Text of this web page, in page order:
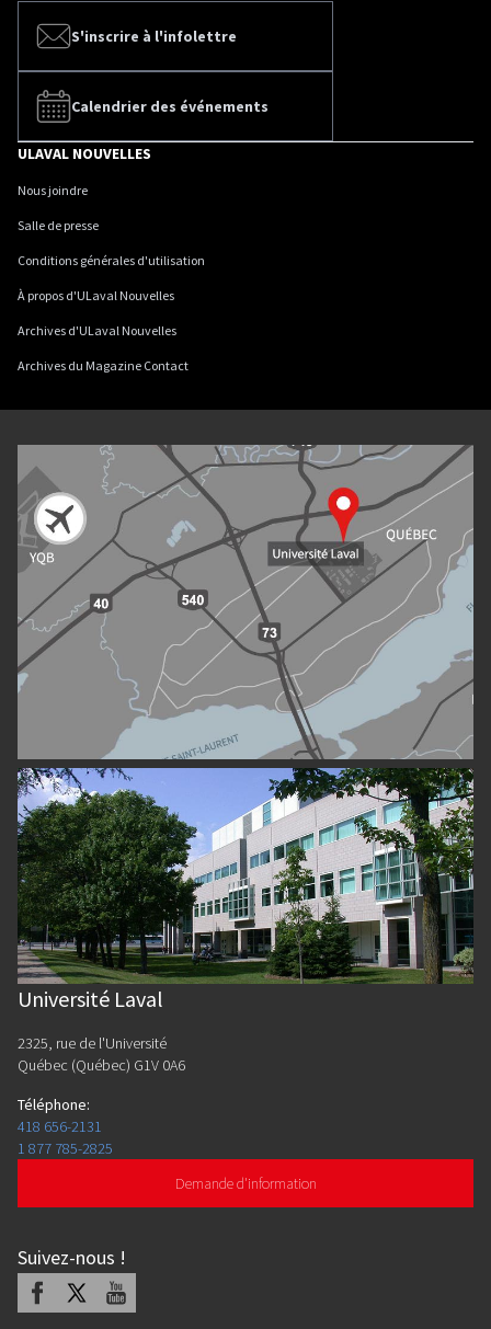
S'inscrire à l'infolettre
Calendrier des événements
ULAVAL NOUVELLES
Nous joindre
Salle de presse
Conditions générales d'utilisation
À propos d'ULaval Nouvelles
Archives d'ULaval Nouvelles
Archives du Magazine Contact
Université Laval
2325, rue de l'Université
Québec (Québec) G1V 0A6
Téléphone:
418 656-2131
1 877 785-2825
Demande d'information
Suivez-nous !
Facebook Youtube